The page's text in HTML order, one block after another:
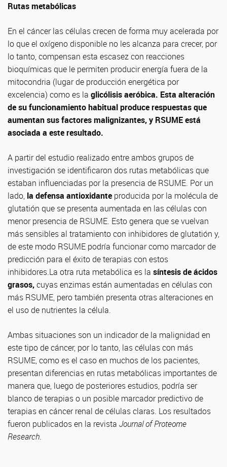
Rutas metabólicas
En el cáncer las células crecen de forma muy acelerada por
lo que el oxígeno disponible no les alcanza para crecer, por
lo tanto, compensan esta escasez con reacciones
bioquímicas que le permiten producir energía fuera de la
mitocondria (lugar de producción energética por
excelencia) como es la glicólisis aeróbica. Esta alteración
de su funcionamiento habitual produce respuestas que
aumentan sus factores malignizantes, y RSUME está
asociada a este resultado.
A partir del estudio realizado entre ambos grupos de
investigación se identificaron dos rutas metabólicas que
estaban influenciadas por la presencia de RSUME. Por un
lado, la defensa antioxidante producida por la molécula de
glutatión que se presenta aumentada en las células con
menor presencia de RSUME. Esto genera que se vuelvan
más sensibles al tratamiento con inhibidores de glutatión y,
de este modo RSUME podría funcionar como marcador de
predicción para el éxito de terapias con estos
inhibidores.La otra ruta metabólica es la síntesis de ácidos
grasos,cuyas enzimas están aumentadas en células con
más RSUME, pero también presenta otras alteraciones en
el uso de nutrientes la célula.
Ambas situaciones son un indicador de la malignidad en
este tipo de cáncer, por lo tanto, las células con más
RSUME, como es el caso en muchos de los pacientes,
presentan diferencias en rutas metabólicas importantes de
manera que, luego de posteriores estudios, podría ser
blanco de terapias o un posible marcador predictivo de
terapias en cáncer renal de células claras. Los resultados
fueron publicados en la revista Journal of Proteome
Research.